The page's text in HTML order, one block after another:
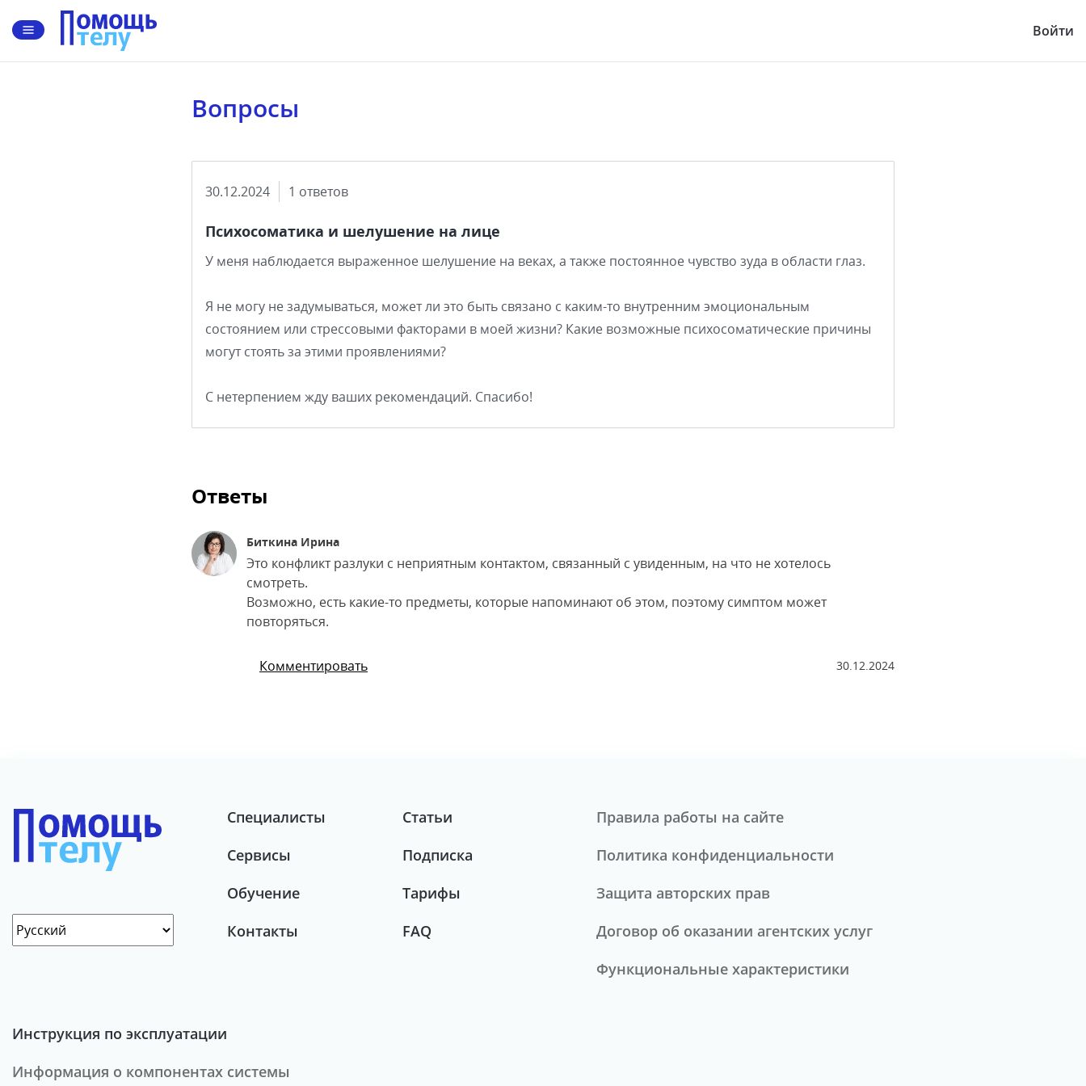
Войти
Вопросы
30.12.2024 1 ответов
Психосоматика и шелушение на лице
У меня наблюдается выраженное шелушение на веках, а также постоянное чувство зуда в области глаз.
Я не могу не задумываться, может ли это быть связано с каким-то внутренним эмоциональным
состоянием или стрессовыми факторами в моей жизни? Какие возможные психосоматические причины
могут стоять за этими проявлениями?
С нетерпением жду ваших рекомендаций. Спасибо!
Ответы
Биткина Ирина
Это конфликт разлуки с неприятным контактом, связанный с увиденным, на что не хотелось
смотреть.
Возможно, есть какие-то предметы, которые напоминают об этом, поэтому симптом может
повторяться.
Комментировать 30.12.2024
Специалисты
Сервисы
Обучение
Контакты
Статьи
Подписка
Тарифы
FAQ
Правила работы на сайте
Политика конфиденциальности
Защита авторских прав
Договор об оказании агентских услуг
Функциональные характеристики
Инструкция по эксплуатации
Информация о компонентах системы